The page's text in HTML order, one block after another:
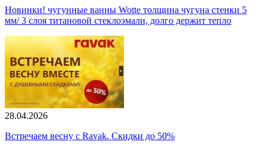
Новинки! чугунные ванны Wotte толщина чугуна стенки 5
мм/ 3 слоя титановой стеклоэмали, долго держит тепло
28.04.2026
Встречаем весну с Ravak. Скидки до 50%